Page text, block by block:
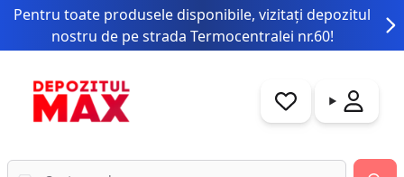
Pentru toate produsele disponibile, vizitați depozitul
nostru de pe strada Termocentralei nr.60!